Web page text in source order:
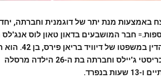
באמצעות מנת יתר של דוגמנית וחברתה,
= חבר המושבעים בדאון טאון לוס
במשך יומיים וחצי לפני שהגיעו להכרעת
במותן של הדוגמנית בת ה-24 והשחקנית כריסטי ג'יילס וחברתה בת ה-26 הילדה מרסלה
בנפרד.